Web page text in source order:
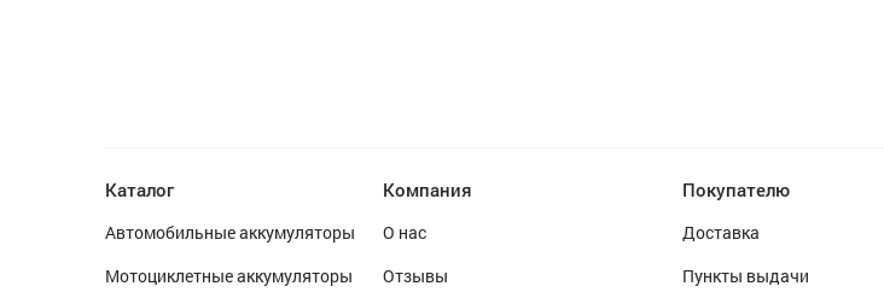
Каталог
Автомобильные аккумуляторы
Мотоциклетные аккумуляторы
Компания
О нас
Отзывы
Покупателю
Доставка
Пункты выдачи